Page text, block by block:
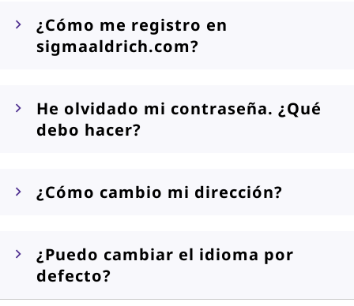
¿Cómo me registro en
sigmaaldrich.com?
He olvidado mi contraseña. ¿Qué
debo hacer?
¿Cómo cambio mi dirección?
¿Puedo cambiar el idioma por
defecto?